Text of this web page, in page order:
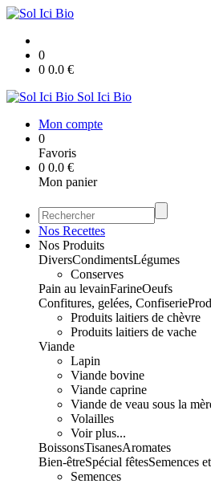
0
0 0.0 €
Sol Ici Bio
Mon compte
0
Favoris
0 0.0 €
Mon panier
Nos Recettes
Nos Produits
DiversCondimentsLégumes
Conserves
Pain au levainFarineOeufs
Confitures, gelées, Confiserie
Produits laitiers de chèvre
Produits laitiers de vache
Viande
Lapin
Viande bovine
Viande caprine
Viande de veau sous la
Volailles
Voir plus...
BoissonsTisanesAromates
Bien-êtreSpécial fêtesSemences
Semences